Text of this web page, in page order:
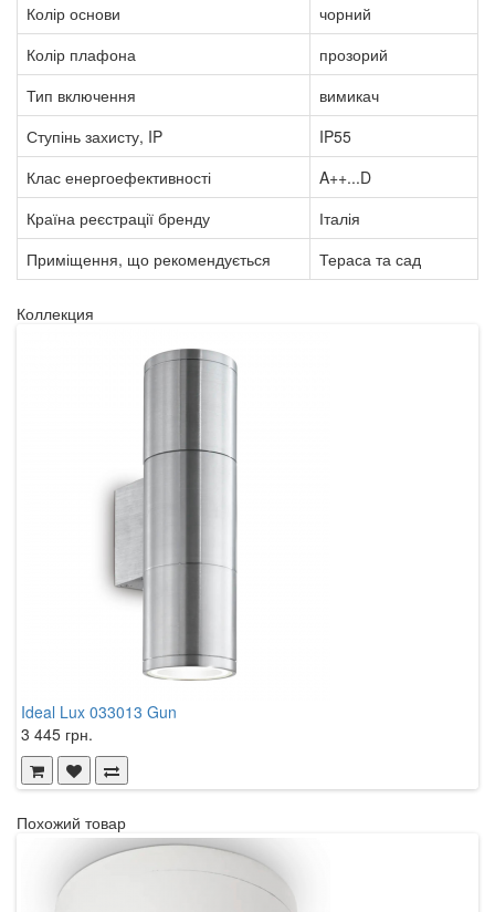
Колір основи
чорний
Колір плафона
прозорий
Тип включення
вимикач
Ступінь захисту, IP
IP55
Клас енергоефективності
A++...D
Країна реєстрації бренду
Італія
Приміщення, що рекомендується
Тераса та сад
Коллекция
Ideal Lux 033013 Gun
3 445 грн.
Похожий товар